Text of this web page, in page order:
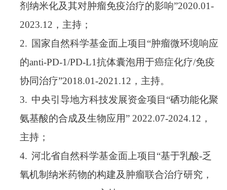
剂纳米化及其对肿瘤免疫治疗的影响”2020.01-
2023.12 ，主持；
2. 国家自然科学基金面上项目“肿瘤微环境响应
的anti-PD-1/PD-L1抗体囊泡用于癌症化疗/免疫
协同治疗”2018.01-2021.12 ，主持。
3. 中央引导地方科技发展资金项目“硒功能化聚
氨基酸的合成及生物应用” 2022.07-2024.12 ，
主持；
4. 河北省自然科学基金面上项目“基于乳酸-乏
氧机制纳米药物的构建及肿瘤联合治疗研究，